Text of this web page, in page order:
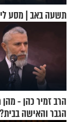
תשעה באב | מסע
הרב זמיר כהן - מהן
הגבר והאישה בבית?